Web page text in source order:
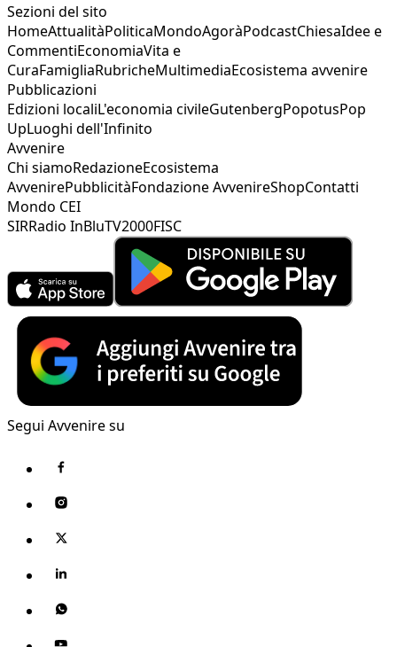
Sezioni del sito
HomeAttualitàPoliticaMondoAgoràPodcastChiesaIdee e
CommentiEconomiaVita e
CuraFamigliaRubricheMultimediaEcosistema avvenire
Pubblicazioni
Edizioni localiL'economia civileGutenbergPopotusPop
UpLuoghi dell'Infinito
Avvenire
Chi siamoRedazioneEcosistema
AvvenirePubblicitàFondazione AvvenireShopContatti
Mondo CEI
SIRRadio InBluTV2000FISC
Segui Avvenire su